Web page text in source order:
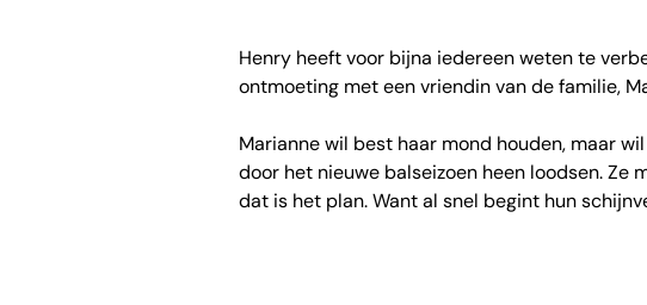
Henry heeft voor bijna iedereen weten te
ontmoeting met een vriendin van de familie,
Marianne wil best haar mond houden, maar
door het nieuwe balseizoen heen loodsen. Ze
dat is het plan. Want al snel begint hun